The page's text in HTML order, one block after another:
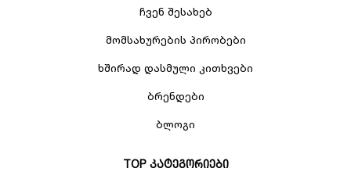
ჩვენ შესახებ
მომსახურების პირობები
ხშირად დასმული კითხვები
ბრენდები
ბლოგი
TOP კატეგორიები